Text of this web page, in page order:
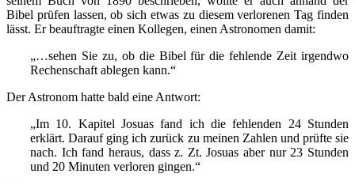
Bibel prüfen lassen, ob sich etwas zu diesem verlorenen Tag finden
lässt. Er beauftragte einen Kollegen, einen Astronomen damit:
„…sehen Sie zu, ob die Bibel für die fehlende Zeit irgendwo
Rechenschaft ablegen kann.“
Der Astronom hatte bald eine Antwort:
„Im 10. Kapitel Josuas fand ich die fehlenden 24 Stunden
erklärt. Darauf ging ich zurück zu meinen Zahlen und prüfte sie
nach. Ich fand heraus, dass z. Zt. Josuas aber nur 23 Stunden
und 20 Minuten verloren gingen.“